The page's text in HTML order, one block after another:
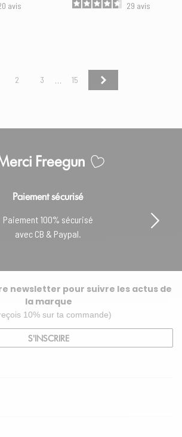
avis 29 avis
2 3 … 15 Suivant
Freegun
Paiement sécurisé
Paiement 100% sécurisé
avec CB & Paypal.
newsletter pour suivre les actus de
la marque
10% sur ta commande)
S'INSCRIRE